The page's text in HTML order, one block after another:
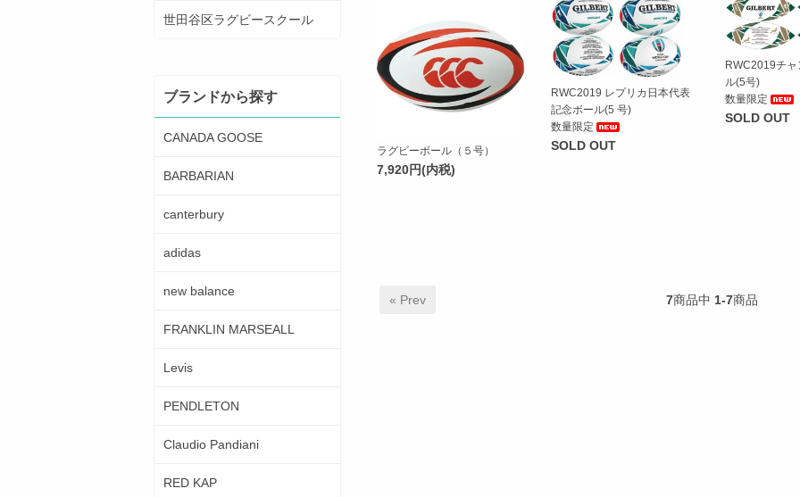
ラグビーボール（５号）
7,920円(内税)
RWC2019 レプリカ日本代表
記念ボール(5 号)
数量限定
SOLD OUT
RWC2019チ
ル(5号)
数量限定
SOLD OUT
« Prev 7商品中 1-7商品
世田谷区ラグビースクール
ブランドから探す
CANADA GOOSE
BARBARIAN
canterbury
adidas
new balance
FRANKLIN MARSEALL
Levis
PENDLETON
Claudio Pandiani
RED KAP